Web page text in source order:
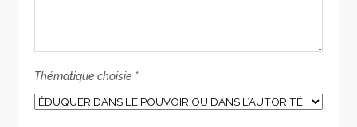
Thématique choisie *